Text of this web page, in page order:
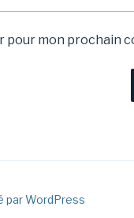
pour mon prochain
par WordPress